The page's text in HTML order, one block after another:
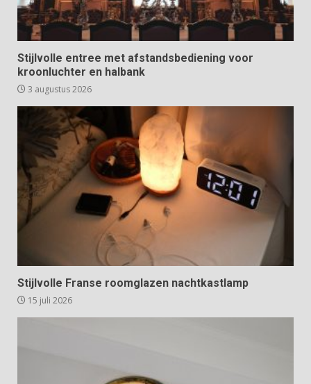
Stijlvolle entree met afstandsbediening voor
kroonluchter en halbank
3 augustus 2026
Stijlvolle Franse roomglazen nachtkastlamp
15 juli 2026